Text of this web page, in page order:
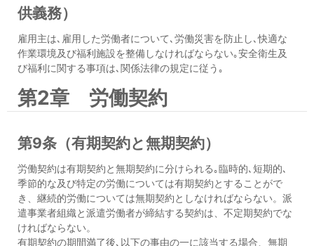
供義務）
雇用主は､雇用した労働者について､労働災害を防止し､快適な
作業環境及び福利施設を整備しなければならない｡安全衛生及
び福利に関する事項は､関係法律の規定に従う｡
第2章 労働契約
第9条（有期契約と無期契約）
労働契約は有期契約と無期契約に分けられる｡臨時的､短期的､
季節的な及び特定の労働については有期契約とすることがで
き、継続的労働については無期契約としなければならない。派
遣事業者組織と派遣労働者が締結する契約は、不定期契約でな
ければならない。
有期契約の期間満了後､以下の事由の一に該当する場合、無期